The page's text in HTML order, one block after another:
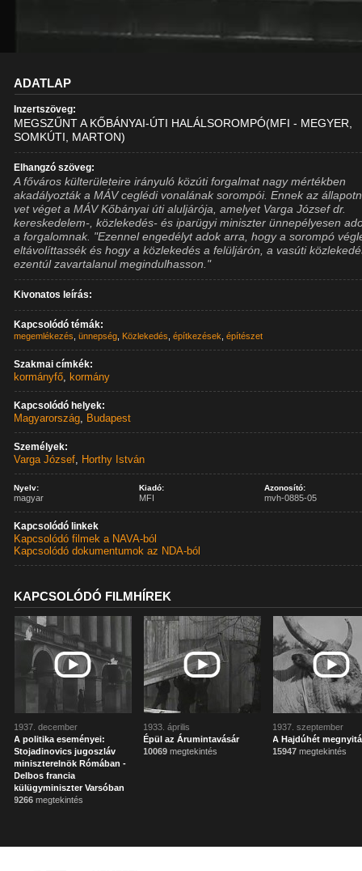
ADATLAP
Inzertszöveg:
MEGSZŰNT A KŐBÁNYAI-ÚTI HALÁLSOROMPÓ(MFI - MEGYER,
SOMKÚTI, MARTON)
Elhangzó szöveg:
A főváros külterületeire irányuló közúti forgalmat nagy mértékben
akadályozták a MÁV ceglédi vonalának sorompói. Ennek az
vet véget a MÁV Kőbányai úti aluljárója, amelyet Varga József dr.
kereskedelem-, közlekedés- és iparügyi miniszter ünnepélyesen
a forgalomnak. "Ezennel engedélyt adok arra, hogy a sorompó
eltávolíttassék és hogy a közlekedés a felüljárón, a vasúti
ezentúl zavartalanul megindulhasson."
Kivonatos leírás:
Kapcsolódó témák:
megemlékezés ,ünnepség Közlekedés ,építkezések ,építészet
Szakmai címkék:
kormányfő, kormány
Kapcsolódó helyek:
Magyarország, Budapest
Személyek:
Varga József, Horthy István
Nyelv:
magyar
Kiadó:
MFI
Azonosító:
mvh-0885-05
Kapcsolódó linkek
Kapcsolódó filmek a NAVA-ból
Kapcsolódó dokumentumok az NDA-ból
KAPCSOLÓDÓ FILMHÍREK
1937. december
A politika eseményei:
Stojadinovics jugoszláv
miniszterelnök Rómában -
Delbos francia
külügyminiszter Varsóban
9266 megtekintés
1933. április
Épül az Árumintavásár
10069 megtekintés
1937. szeptember
A Hajdúhét
15947 megtekintés